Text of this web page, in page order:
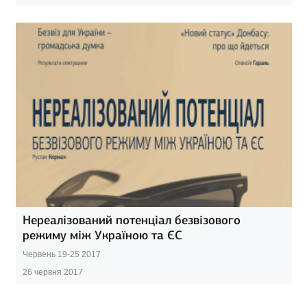
Нереалізований потенціал безвізового
режиму між Україною та ЄС
Червень 19-25 2017
26 червня 2017